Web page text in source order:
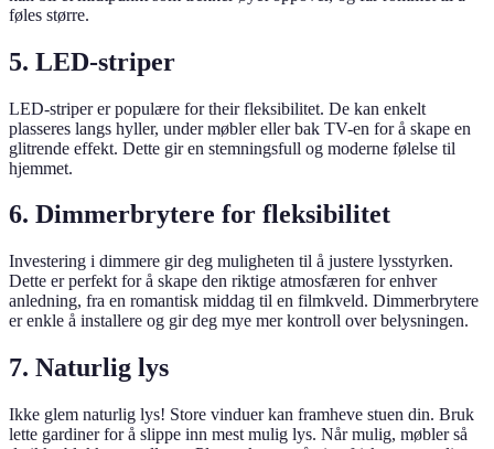
føles større.
5. LED-striper
LED-striper er populære for their fleksibilitet. De kan enkelt
plasseres langs hyller, under møbler eller bak TV-en for å skape en
glitrende effekt. Dette gir en stemningsfull og moderne følelse til
hjemmet.
6. Dimmerbrytere for fleksibilitet
Investering i dimmere gir deg muligheten til å justere lysstyrken.
Dette er perfekt for å skape den riktige atmosfæren for enhver
anledning, fra en romantisk middag til en filmkveld. Dimmerbrytere
er enkle å installere og gir deg mye mer kontroll over belysningen.
7. Naturlig lys
Ikke glem naturlig lys! Store vinduer kan framheve stuen din. Bruk
lette gardiner for å slippe inn mest mulig lys. Når mulig, møbler så